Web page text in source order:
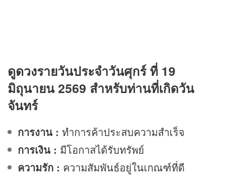
ดูดวงรายวันประจำวันศุกร์ ที่ 19
มิถุนายน 2569 สำหรับท่านที่เกิดวัน
จันทร์
การงาน : ทำการค้าประสบความสำเร็จ
การเงิน : มีโอกาสได้รับทรัพย์
ความรัก : ความสัมพันธ์อยู่ในเกณฑ์ที่ดี